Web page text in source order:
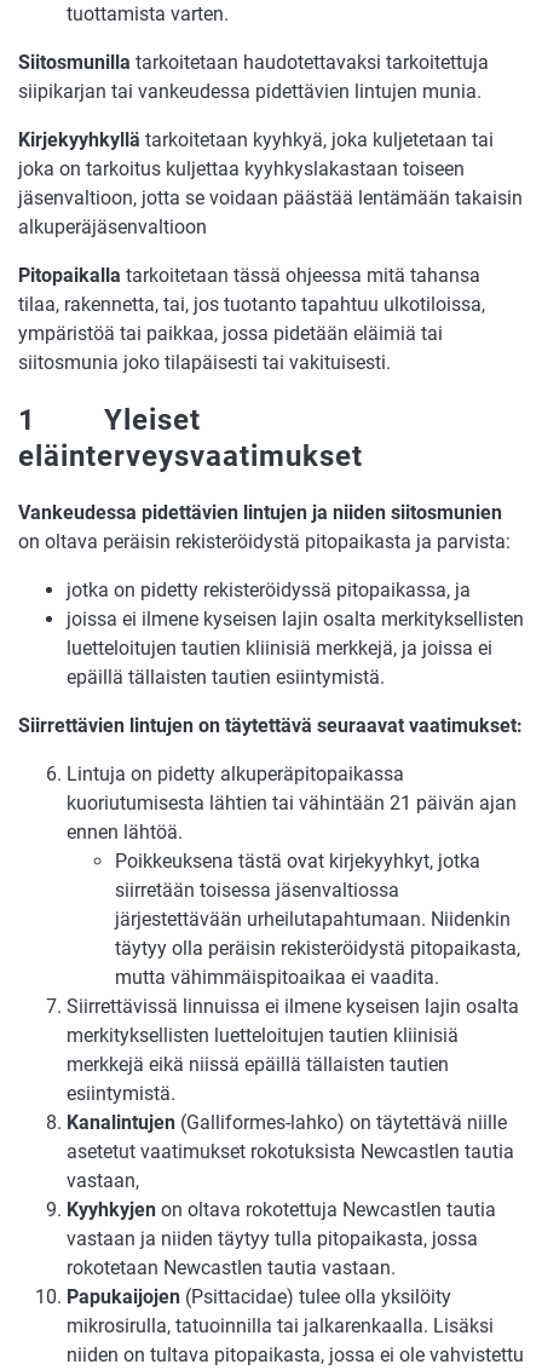
tuottamista varten.
Siitosmunilla tarkoitetaan haudotettavaksi tarkoitettuja
siipikarjan tai vankeudessa pidettävien lintujen munia.
Kirjekyyhkyllä tarkoitetaan kyyhkyä, joka kuljetetaan tai
joka on tarkoitus kuljettaa kyyhkyslakastaan toiseen
jäsenvaltioon, jotta se voidaan päästää lentämään takaisin
alkuperäjäsenvaltioon
Pitopaikalla tarkoitetaan tässä ohjeessa mitä tahansa
tilaa, rakennetta, tai, jos tuotanto tapahtuu ulkotiloissa,
ympäristöä tai paikkaa, jossa pidetään eläimiä tai
siitosmunia joko tilapäisesti tai vakituisesti.
1 Yleiset
eläinterveysvaatimukset
Vankeudessa pidettävien lintujen ja niiden siitosmunien
on oltava peräisin rekisteröidystä pitopaikasta ja parvista:
jotka on pidetty rekisteröidyssä pitopaikassa, ja
joissa ei ilmene kyseisen lajin osalta merkityksellisten
luetteloitujen tautien kliinisiä merkkejä, ja joissa ei
epäillä tällaisten tautien esiintymistä.
Siirrettävien lintujen on täytettävä seuraavat vaatimukset:
Lintuja on pidetty alkuperäpitopaikassa
kuoriutumisesta lähtien tai vähintään 21 päivän ajan
ennen lähtöä.
Poikkeuksena tästä ovat kirjekyyhkyt, jotka
siirretään toisessa jäsenvaltiossa
järjestettävään urheilutapahtumaan. Niidenkin
täytyy olla peräisin rekisteröidystä pitopaikasta,
mutta vähimmäispitoaikaa ei vaadita.
Siirrettävissä linnuissa ei ilmene kyseisen lajin osalta
merkityksellisten luetteloitujen tautien kliinisiä
merkkejä eikä niissä epäillä tällaisten tautien
esiintymistä.
Kanalintujen (Galliformes-lahko) on täytettävä niille
asetetut vaatimukset rokotuksista Newcastlen tautia
vastaan,
Kyyhkyjen on oltava rokotettuja Newcastlen tautia
vastaan ja niiden täytyy tulla pitopaikasta, jossa
rokotetaan Newcastlen tautia vastaan.
Papukaijojen (Psittacidae) tulee olla yksilöity
mikrosirulla, tatuoinnilla tai jalkarenkaalla. Lisäksi
niiden on tultava pitopaikasta, jossa ei ole vahvistettu